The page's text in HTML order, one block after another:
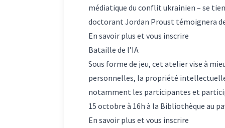
médiatique du conflit ukrainien – se
doctorant Jordan Proust témoignera
En savoir plus et vous inscrire
Bataille de l’IA
Sous forme de jeu, cet atelier vise à
personnelles, la propriété
notamment les participantes et
15 octobre à 16h à la Bibliothèque au
En savoir plus et vous inscrire